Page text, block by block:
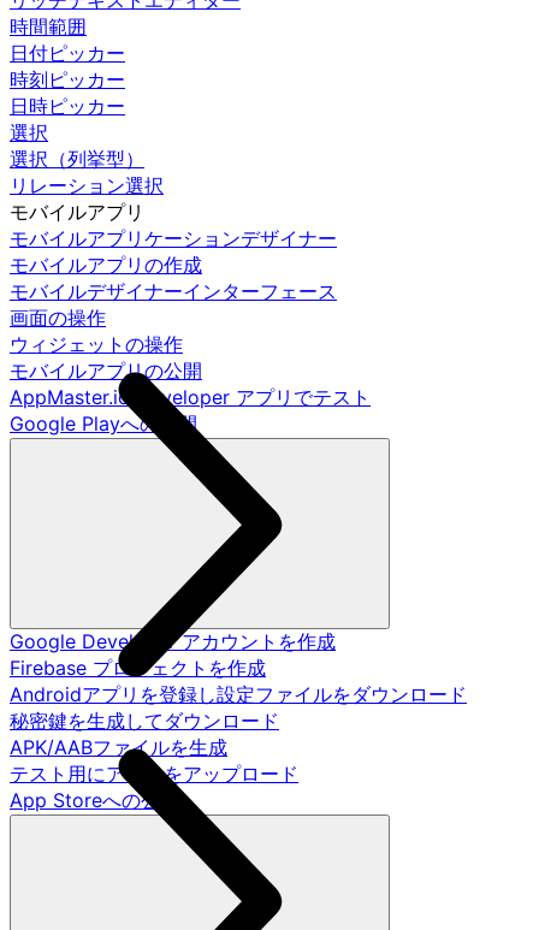
時間範囲
日付ピッカー
時刻ピッカー
日時ピッカー
選択
選択（列挙型）
リレーション選択
モバイルアプリ
モバイルアプリケーションデザイナー
モバイルアプリの作成
モバイルデザイナーインターフェース
画面の操作
ウィジェットの操作
モバイルアプリの公開
AppMaster.io Developer アプリでテスト
Google Playへの公開
Google Developer アカウントを作成
Firebase プロジェクトを作成
Androidアプリを登録し設定ファイルをダウンロード
秘密鍵を生成してダウンロード
APK/AABファイルを生成
テスト用にアプリをアップロード
App Storeへの公開